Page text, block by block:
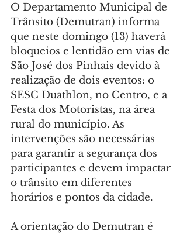
O Departamento Municipal de
Trânsito (Demutran) informa
que neste domingo (13) haverá
bloqueios e lentidão em vias de
São José dos Pinhais devido à
realização de dois eventos: o
SESC Duathlon, no Centro, e a
Festa dos Motoristas, na área
rural do município. As
intervenções são necessárias
para garantir a segurança dos
participantes e devem impactar
o trânsito em diferentes
horários e pontos da cidade.
A orientação do Demutran é